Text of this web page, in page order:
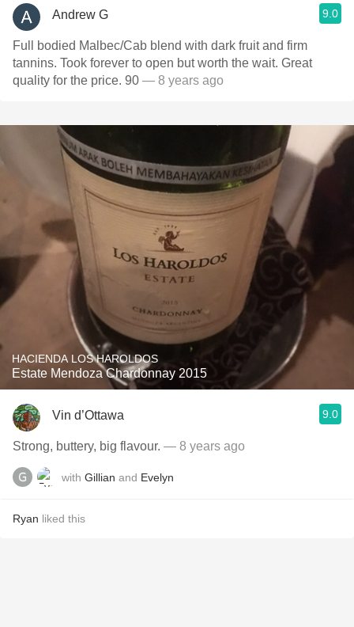
Andrew G 9.0
Full bodied Malbec/Cab blend with dark fruit and firm
tannins. Took forever to open but worth the wait. Great
quality for the price. 90 — 8 years ago
HACIENDA LOS HAROLDOS
Estate Mendoza Chardonnay 2015
Vin d’Ottawa 9.0
Strong, buttery, big flavour. — 8 years ago
with Gillian and Evelyn
Ryan liked this